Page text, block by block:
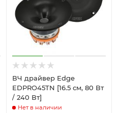
ВЧ драйвер Edge
EDPRO45TN [16.5 см, 80 Вт
/ 240 Вт]
Нет в наличии